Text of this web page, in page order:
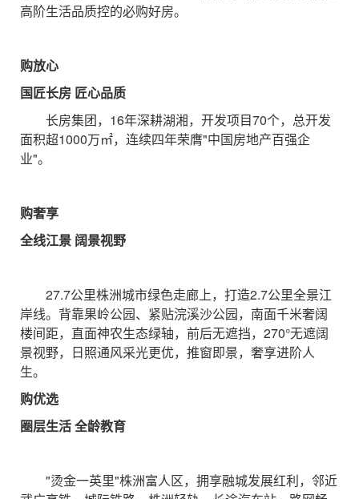
高阶生活品质控的必购好房。
购放心
国匠长房 匠心品质
长房集团，16年深耕湖湘，开发项目70个，总开发
面积超1000万㎡，连续四年荣膺"中国房地产百强企
业"。
购奢享
全线江景 阔景视野
27.7公里株洲城市绿色走廊上，打造2.7公里全景江
岸线。背靠果岭公园、紧贴浣溪沙公园，南面千米奢阔
楼间距，直面神农生态绿轴，前后无遮挡，270°无遮阔
景视野，日照通风采光更优，推窗即景，奢享进阶人
生。
购优选
圈层生活 全龄教育
"烫金一英里"株洲富人区，拥享融城发展红利，邻近